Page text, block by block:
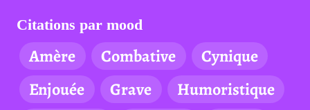
Citations par mood
Amère Combative
Cynique
Enjouée
Grave
Humoristique